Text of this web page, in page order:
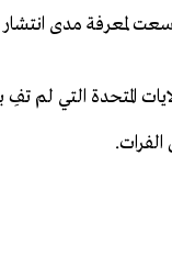
لمعرفة مدى انتشار
المتحدة التي